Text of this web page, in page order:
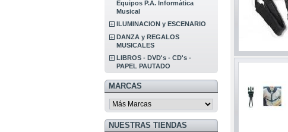
Equipos P.A. Informática
Musical
ILUMINACION y ESCENARIO
DANZA y REGALOS
MUSICALES
LIBROS - DVD's - CD's -
PAPEL PAUTADO
MARCAS
NUESTRAS TIENDAS